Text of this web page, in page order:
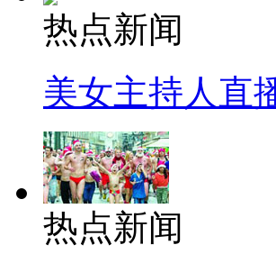
热点新闻
美女主持人直
热点新闻